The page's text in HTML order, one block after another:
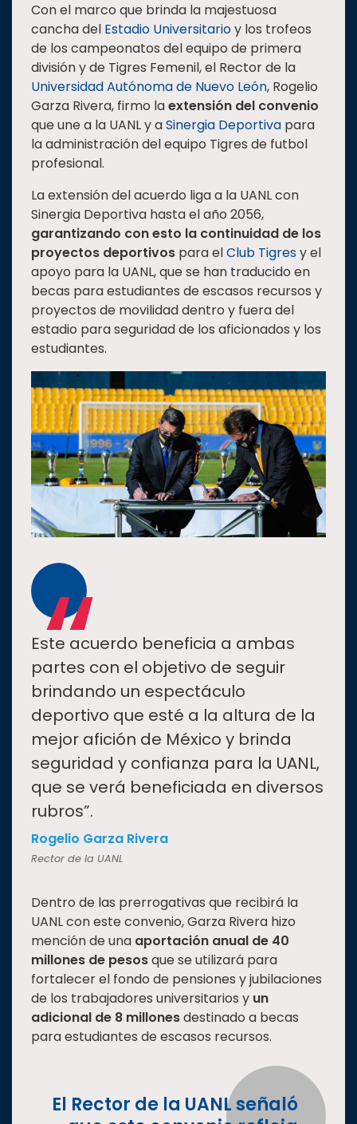
Oferta
educativa
Estudiantes
Rectoría
Investigación
Internacionalización
social
Vinculación
Historia
Universiada
Nacional
Con el marco que brinda la majestuosa
cancha del Estadio Universitarioy los trofeos
de los campeonatos del equipo de primera
división y de Tigres Femenil, el Rector de la
Universidad Autónoma de Nuevo León, Rogelio
Garza Rivera, firmo laextensión del convenio
que une a la UANL y aSinergia Deportiva para
la administración del equipo Tigres de futbol
profesional.
La extensión del acuerdo liga a la UANL con
Sinergia Deportiva hasta el año 2056,
garantizando con esto la continuidad de los
proyectos deportivos para elClub Tigresy el
apoyo para la UANL, que se han traducido en
becas para estudiantes de escasos recursos y
proyectos de movilidad dentro y fuera del
estadio para seguridad de los aficionados y los
estudiantes.
“
Este acuerdo beneficia a ambas
partes con el objetivo de seguir
brindando un espectáculo
deportivo que esté a la altura de la
mejor afición de México y brinda
seguridad y confianza para la UANL,
que se verá beneficiada en diversos
rubros”.
Rogelio Garza Rivera
Rector de la UANL
Dentro de las prerrogativas que recibirá la
UANL con este convenio, Garza Rivera hizo
mención de una aportación anual de 40
millones de pesosque se utilizará para
fortalecer el fondo de pensiones y jubilaciones
de los trabajadores universitarios y un
adicional de 8 millonesdestinado a becas
para estudiantes de escasos recursos.
El Rector de la UANL señaló